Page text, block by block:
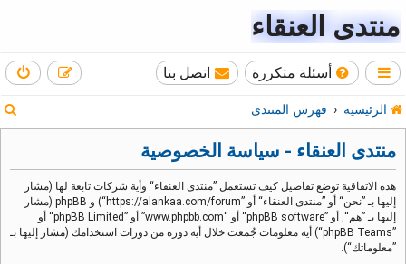
منتدى العنقاء
أسئلة متكررة اتصل بنا
الرئيسية فهرس المنتدى
منتدى العنقاء - سياسة الخصوصية
هذه الاتفاقية توضع تفاصيل كيف تستعمل ”منتدى العنقاء“ وأية شركات تابعة لها (مشار
إليها بـ ”نحن“ أو ”منتدى العنقاء“ أو ”https://alankaa.com/forum“) و phpBB (مشار
إليها بـ ”هم“, أو ”phpBB software“ أو “www.phpbb.com” أو ”phpBB Limited“ أو
”phpBB Teams“) أية معلومات جُمعت خلال أية دورة من دورات استخدامك (مشار إليها بـ
”معلوماتك“).